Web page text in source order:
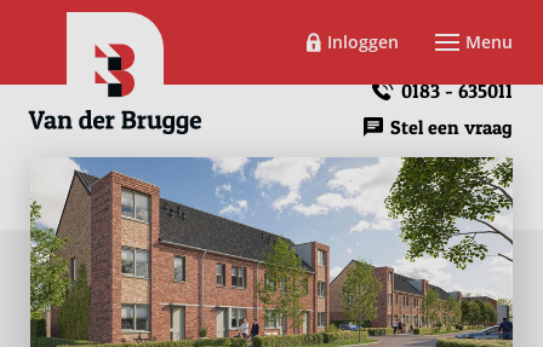
Inloggen Menu
0183 - 635011
Stel een vraag